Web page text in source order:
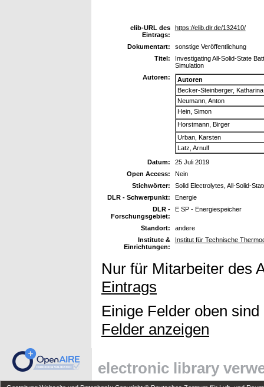
elib-URL des
Eintrags:
https://elib.dlr.de/132410/
Dokumentart:
sonstige Veröffentlichung
Titel:
Investigating All-Solid-State
Simulation
Autoren:
Autoren
Becker-Steinberger, Katharina
Neumann, Anton
Hein, Simon
Horstmann, Birger
Urban, Karsten
Latz, Arnulf
Datum:
25 Juli 2019
Open Access:
Nein
Stichwörter:
Solid Electrolytes, All-Solid-
DLR - Schwerpunkt:
Energie
DLR -
Forschungsgebiet:
E SP - Energiespeicher
Standort:
andere
Institute &
Einrichtungen:
Institut für Technische
Nur für Mitarbeiter des
Eintrags
Einige Felder oben
Felder anzeigen
electronic library